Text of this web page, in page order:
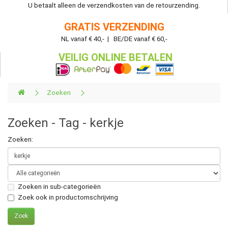
U betaalt alleen de verzendkosten van de retourzending.
GRATIS VERZENDING
NL vanaf € 40,- | BE/DE vanaf € 60,-
VEILIG ONLINE BETALEN
Zoeken
Zoeken - Tag - kerkje
Zoeken:
Zoeken in sub-categorieën
Zoek ook in productomschrijving